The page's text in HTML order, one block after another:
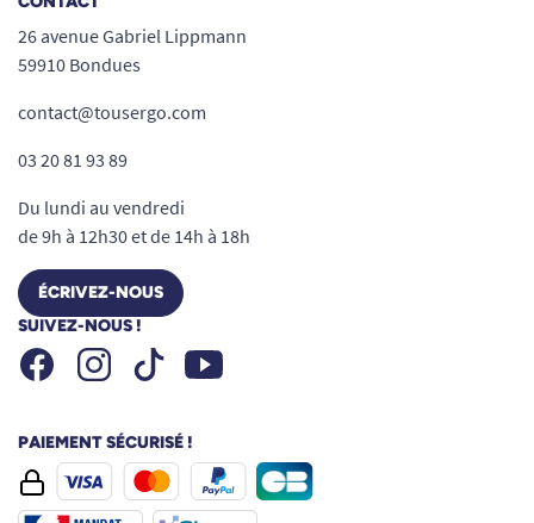
26 avenue Gabriel Lippmann
59910 Bondues
contact@tousergo.com
03 20 81 93 89
Du lundi au vendredi
de 9h à 12h30 et de 14h à 18h
ÉCRIVEZ-NOUS
SUIVEZ-NOUS !
FacebookInstagramTiktok Youtube
PAIEMENT SÉCURISÉ !